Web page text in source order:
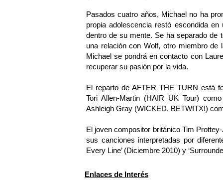
Pasados cuatro años, Michael no ha
propia adolescencia restó escondida
dentro de su mente. Se ha separado de
una relación con Wolf, otro miembro
Michael se pondrá en contacto con
recuperar su pasión por la vida.
El reparto de AFTER THE TURN está
Tori Allen-Martin (HAIR UK Tour)
Ashleigh Gray (WICKED, BETWITX!)
El joven compositor británico Tim
sus canciones interpretadas por
Every Line’ (Diciembre 2010) y
Enlaces de Interés